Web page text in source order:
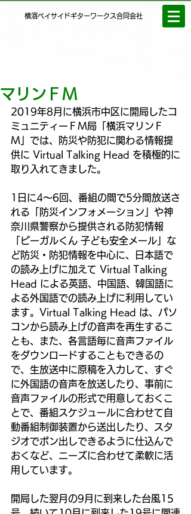
横濱ベイサイドギターワークス合同会社
マリンＦＭ
2019年8月に横浜市中区に開局したコ
ミュニティーＦＭ局「横浜マリンＦ
Ｍ」では、防災や防犯に関わる情報提
供に Virtual Talking Head を積極的に
取り入れてきました。
1日に4〜6回、番組の間で5分間放送さ
れる「防災インフォメーション」や神
奈川県警察から提供される防犯情報
「ピーガルくん 子ども安全メール」な
ど防災・防犯情報を中心に、日本語で
の読み上げに加えて Virtual Talking
Head による英語、中国語、韓国語に
よる外国語での読み上げに利用してい
ます。Virtual Talking Head は、パソ
コンから読み上げの音声を再生するこ
とも、また、各言語毎に音声ファイル
をダウンロードすることもできるの
で、生放送中に原稿を入力して、すぐ
に外国語の音声を放送したり、事前に
音声ファイルの形式で用意しておくこ
とで、番組スケジュールに合わせて自
動番組制御装置から送出したり、スタ
ジオでポン出しできるように仕込んで
おくなど、ニーズに合わせて柔軟に活
用しています。
開局した翌月の9月に到来した台風15